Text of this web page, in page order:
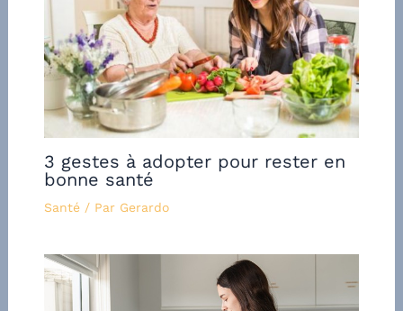
3 gestes à adopter pour rester en
bonne santé
Santé/ Par Gerardo